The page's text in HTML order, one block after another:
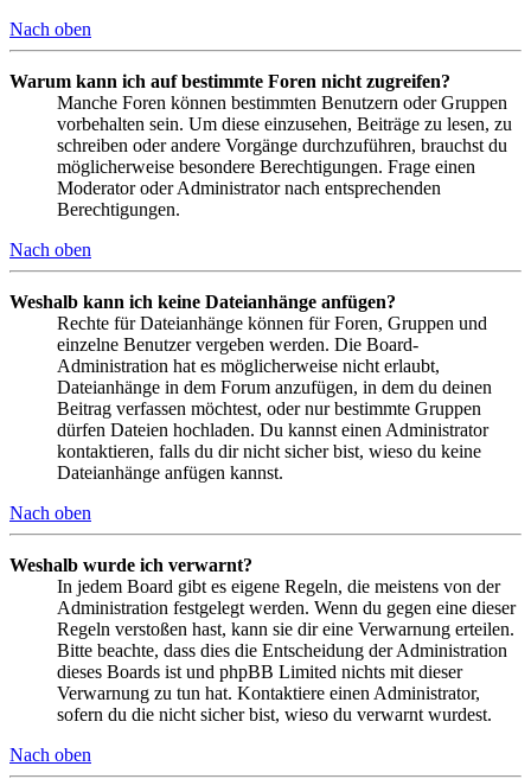
Nach oben
Warum kann ich auf bestimmte Foren nicht zugreifen?
Manche Foren können bestimmten Benutzern oder Gruppen
vorbehalten sein. Um diese einzusehen, Beiträge zu lesen, zu
schreiben oder andere Vorgänge durchzuführen, brauchst du
möglicherweise besondere Berechtigungen. Frage einen
Moderator oder Administrator nach entsprechenden
Berechtigungen.
Nach oben
Weshalb kann ich keine Dateianhänge anfügen?
Rechte für Dateianhänge können für Foren, Gruppen und
einzelne Benutzer vergeben werden. Die Board-
Administration hat es möglicherweise nicht erlaubt,
Dateianhänge in dem Forum anzufügen, in dem du deinen
Beitrag verfassen möchtest, oder nur bestimmte Gruppen
dürfen Dateien hochladen. Du kannst einen Administrator
kontaktieren, falls du dir nicht sicher bist, wieso du keine
Dateianhänge anfügen kannst.
Nach oben
Weshalb wurde ich verwarnt?
In jedem Board gibt es eigene Regeln, die meistens von der
Administration festgelegt werden. Wenn du gegen eine dieser
Regeln verstoßen hast, kann sie dir eine Verwarnung erteilen.
Bitte beachte, dass dies die Entscheidung der Administration
dieses Boards ist und phpBB Limited nichts mit dieser
Verwarnung zu tun hat. Kontaktiere einen Administrator,
sofern du die nicht sicher bist, wieso du verwarnt wurdest.
Nach oben